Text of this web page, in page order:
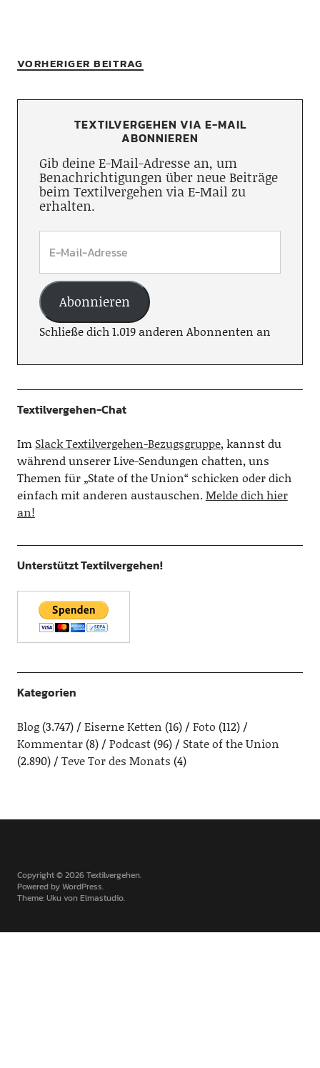
VORHERIGER BEITRAG
TEXTILVERGEHEN VIA E-MAIL
ABONNIEREN
Gib deine E-Mail-Adresse an, um
Benachrichtigungen über neue Beiträge
beim Textilvergehen via E-Mail zu
erhalten.
Abonnieren
Schließe dich 1.019 anderen Abonnenten an
Textilvergehen-Chat
Im Slack Textilvergehen-Bezugsgruppe, kannst du
während unserer Live-Sendungen chatten, uns
Themen für „State of the Union“ schicken oder dich
einfach mit anderen austauschen.Melde dich hier
an!
Unterstützt Textilvergehen!
Kategorien
Blog(3.747) Eiserne Ketten (16) Foto (112)
Kommentar(8) Podcast(96)
State of the Union
(2.890)
Teve Tor des Monats (4)
Copyright © 2026 Textilvergehen
Powered byWordPress
Theme: Uku vonElmastudio